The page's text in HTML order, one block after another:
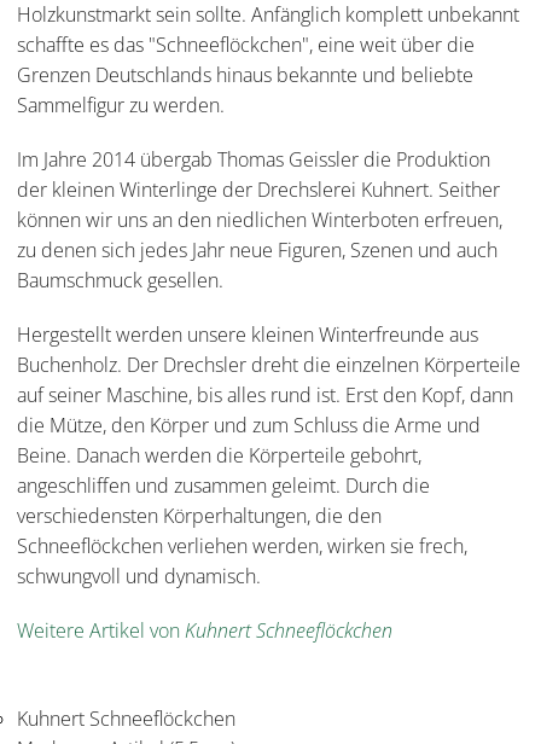
Holzkunstmarkt sein sollte. Anfänglich komplett unbekannt
schaffte es das "Schneeflöckchen", eine weit über die
Grenzen Deutschlands hinaus bekannte und beliebte
Sammelfigur zu werden.
Im Jahre 2014 übergab Thomas Geissler die Produktion
der kleinen Winterlinge der Drechslerei Kuhnert. Seither
können wir uns an den niedlichen Winterboten erfreuen,
zu denen sich jedes Jahr neue Figuren, Szenen und auch
Baumschmuck gesellen.
Hergestellt werden unsere kleinen Winterfreunde aus
Buchenholz. Der Drechsler dreht die einzelnen Körperteile
auf seiner Maschine, bis alles rund ist. Erst den Kopf, dann
die Mütze, den Körper und zum Schluss die Arme und
Beine. Danach werden die Körperteile gebohrt,
angeschliffen und zusammen geleimt. Durch die
verschiedensten Körperhaltungen, die den
Schneeflöckchen verliehen werden, wirken sie frech,
schwungvoll und dynamisch.
Weitere Artikel vonKuhnert Schneeflöckchen
Kuhnert Schneeflöckchen